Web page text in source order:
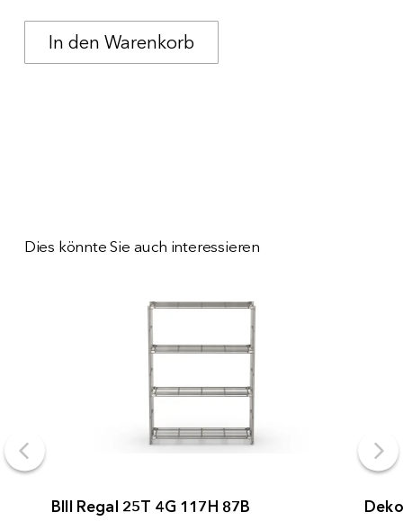
Dies könnte Sie auch interessieren
BIII Regal 25T 4G 117H 87B